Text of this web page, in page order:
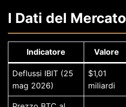
I Dati del
Indicatore Valore
Deflussi IBIT (25
mag 2026)
$1,01
miliardi